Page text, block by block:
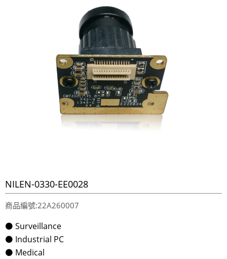
NILEN-0330-EE0028
商品編號:22A260007
⚫ Surveillance
⚫ Industrial PC
⚫ Medical